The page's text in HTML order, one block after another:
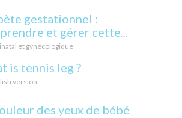
gestationnel :
et gérer cette
pendant la grossesse
et gynécologique
is tennis leg ?
version
des yeux de bébé